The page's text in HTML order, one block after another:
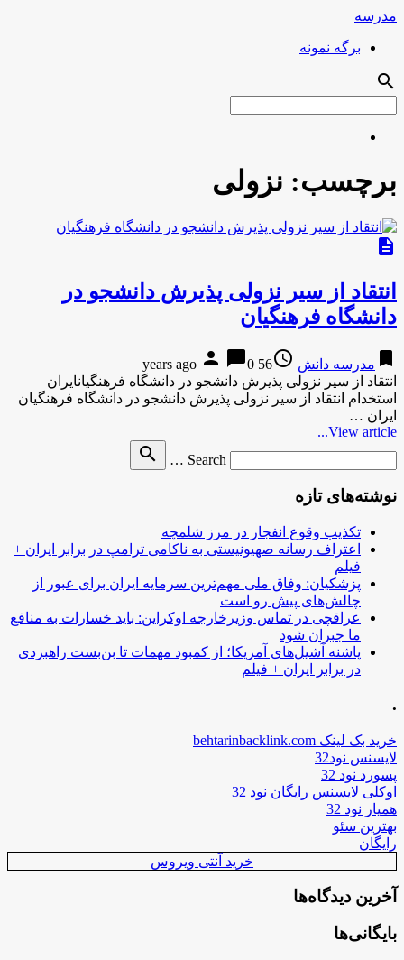
مدرسه
برگه نمونه
search
برچسب: نزولی
description
انتقاد از سیر نزولی پذیرش دانشجو در
دانشگاه فرهنگیان
bookmark مدرسه دانش access_time
56 years ago
person chat_bubble0
انتقاد از سیر نزولی پذیرش دانشجو در دانشگاه فرهنگیانایران
استخدام انتقاد از سیر نزولی پذیرش دانشجو در دانشگاه فرهنگیان
ایران …
View article...
Search …
search
نوشته‌های تازه
تکذیب وقوع انفجار در مرز شلمچه
اعتراف رسانه صهیونیستی به ناکامی ترامپ در برابر ایران +
فیلم
پزشکیان: وفاق ملی مهم‌ترین سرمایه ایران برای عبور از
چالش‌های پیش رو است
عراقچی در تماس وزیرخارجه اوکراین: باید خسارات به منافع
ما جبران شود
پاشنه آشیل‌های آمریکا؛ از کمبود مهمات تا بن‌بست راهبردی
در برابر ایران + فیلم
.
خرید بک لینک behtarinbacklink.com
لایسنس نود32
پسورد نود 32
اوکلی لایسنس رایگان نود 32
همیار نود 32
بهترین سئو
رایگان
خرید آنتی ویروس
آخرین دیدگاه‌ها
بایگانی‌ها